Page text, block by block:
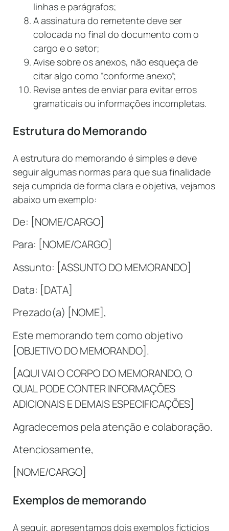
linhas e parágrafos;
A assinatura do remetente deve ser
colocada no final do documento com o
cargo e o setor;
Avise sobre os anexos, não esqueça de
citar algo como “conforme anexo”;
Revise antes de enviar para evitar erros
gramaticais ou informações incompletas.
Estrutura do Memorando
A estrutura do memorando é simples e deve
seguir algumas normas para que sua finalidade
seja cumprida de forma clara e objetiva, vejamos
abaixo um exemplo:
De: [NOME/CARGO]
Para: [NOME/CARGO]
Assunto: [ASSUNTO DO MEMORANDO]
Data: [DATA]
Prezado(a) [NOME],
Este memorando tem como objetivo
[OBJETIVO DO MEMORANDO].
[AQUI VAI O CORPO DO MEMORANDO, O
QUAL PODE CONTER INFORMAÇÕES
ADICIONAIS E DEMAIS ESPECIFICAÇÕES]
Agradecemos pela atenção e colaboração.
Atenciosamente,
[NOME/CARGO]
Exemplos de memorando
A seguir, apresentamos dois exemplos fictícios